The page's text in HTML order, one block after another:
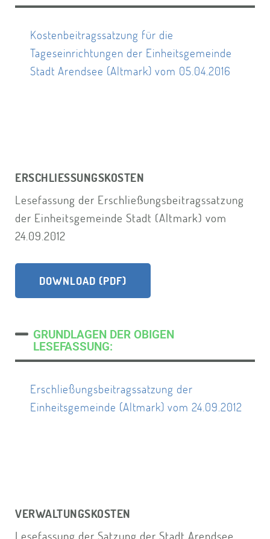
Kostenbeitragssatzung für die
Tageseinrichtungen der Einheitsgemeinde
Stadt Arendsee (Altmark) vom 05.04.2016
ERSCHLIESSUNGSKOSTEN
Lesefassung der Erschließungsbeitragssatzung
der Einheitsgemeinde Stadt (Altmark) vom
24.09.2012
DOWNLOAD (PDF)
GRUNDLAGEN DER OBIGEN
LESEFASSUNG:
Erschließungsbeitragssatzung der
Einheitsgemeinde (Altmark) vom 24.09.2012
VERWALTUNGSKOSTEN
Lesefassung der Satzung der Stadt Arendsee